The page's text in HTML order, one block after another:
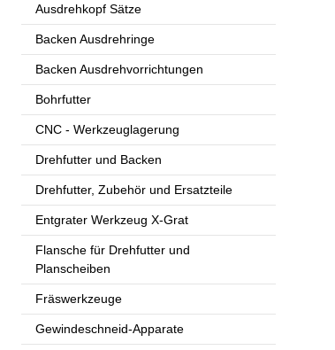
Ausdrehkopf Sätze
Backen Ausdrehringe
Backen Ausdrehvorrichtungen
Bohrfutter
CNC - Werkzeuglagerung
Drehfutter und Backen
Drehfutter, Zubehör und Ersatzteile
Entgrater Werkzeug X-Grat
Flansche für Drehfutter und
Planscheiben
Fräswerkzeuge
Gewindeschneid-Apparate